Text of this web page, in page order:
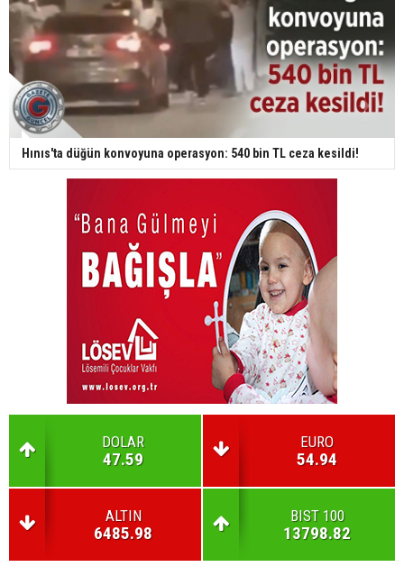
Hınıs'ta düğün konvoyuna operasyon: 540 bin TL ceza kesildi!
DOLAR
47.59
EURO
54.94
ALTIN
6485.98
BIST 100
13798.82